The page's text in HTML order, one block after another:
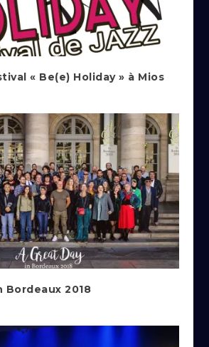
« Be(e) Holiday » à Mios
Bordeaux 2018